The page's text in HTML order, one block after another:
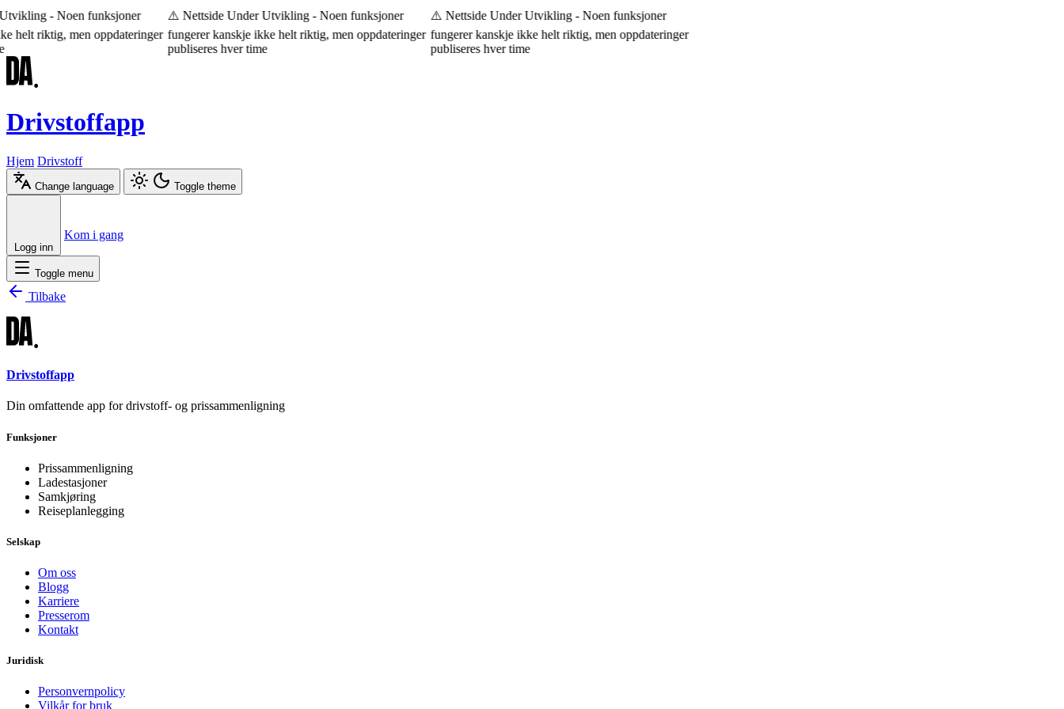
- Noen funksjoner
helt riktig, men oppdateringer
⚠️ Nettside Under Utvikling - Noen funksjoner
fungerer kanskje ikke helt riktig, men oppdateringer
publiseres hver time
⚠️ Nettside Under Utvikling - Noen funksjoner
fungerer kanskje ikke helt riktig, men oppdateringer
publiseres hver time
Drivstoffapp
Hjem Drivstoff
Change language Toggle theme
Logg inn
Kom i gang
Toggle menu
Tilbake
Drivstoffapp
Din omfattende app for drivstoff- og prissammenligning
Funksjoner
Prissammenligning
Ladestasjoner
Samkjøring
Reiseplanlegging
Selskap
Om oss
Blogg
Karriere
Presserom
Kontakt
Juridisk
Personvernpolicy
Vilkår for bruk